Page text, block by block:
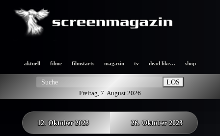
aktuell filme filmstarts magazin tv dead like… shop
LOS
Freitag, 7. August 2026
12. Oktober 2023 26. Oktober 2023